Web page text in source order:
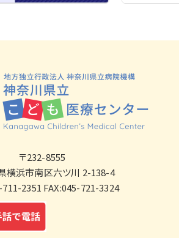
〒232-8555
横浜市南区六ツ川 2-138-4
2351 FAX:045-721-3324